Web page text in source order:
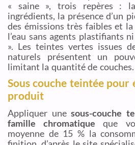
« saine », trois repères :
ingrédients, la présence d’un
des émissions très faibles et
l’eau sans agents plastifiants
». Les teintes vertes issues
naturels présentent un
limitant la quantité de couches.
Sous couche teintée pour
produit
Appliquer une sous-couche
famille chromatique que
moyenne de 15 % la